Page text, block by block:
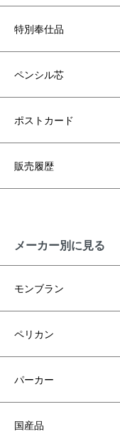
特別奉仕品
ペンシル芯
ポストカード
販売履歴
メーカー別に見る
モンブラン
ペリカン
パーカー
国産品